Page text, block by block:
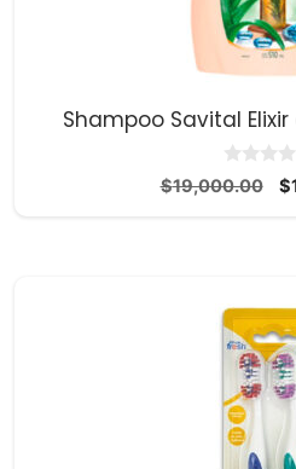
Shampoo Savital
0
d
$19,000.00
El
$